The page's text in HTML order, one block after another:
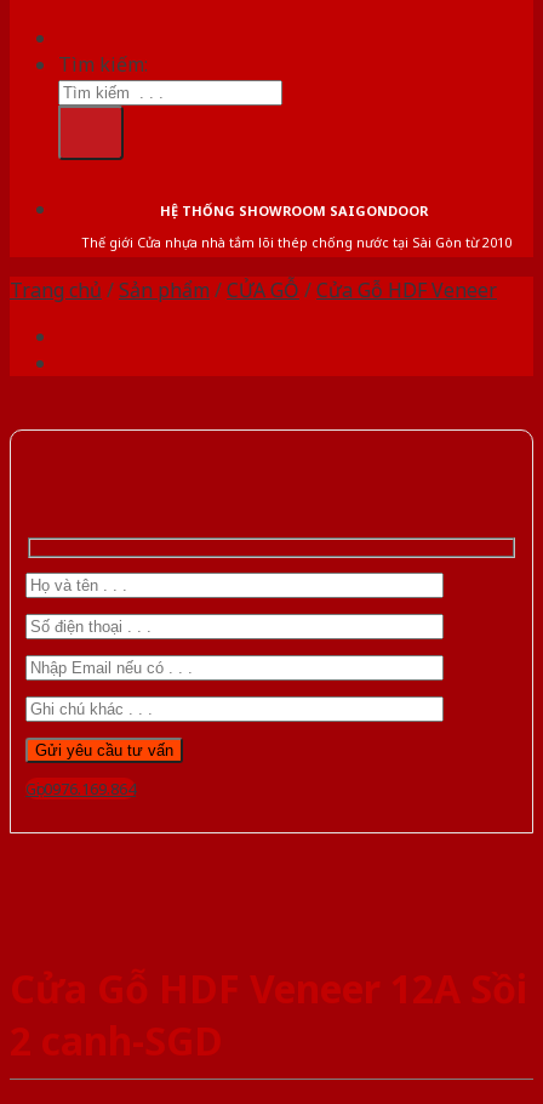
Tìm kiếm:
HỆ THỐNG SHOWROOM SAIGONDOOR
Thế giới Cửa nhựa nhà tắm lõi thép chống nước tại Sài Gòn từ 2010
Trang chủ /Sản phẩm /CỬA GỖ /Cửa Gỗ HDF Veneer
Gọi 0976.169.864
Cửa Gỗ HDF Veneer 12A Sồi
2 canh-SGD